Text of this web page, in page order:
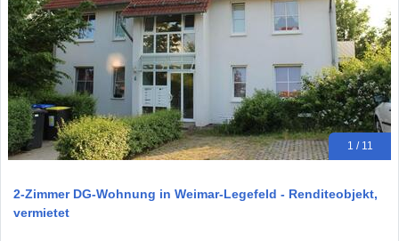
1 / 11
2-Zimmer DG-Wohnung in Weimar-Legefeld - Renditeobjekt,
vermietet